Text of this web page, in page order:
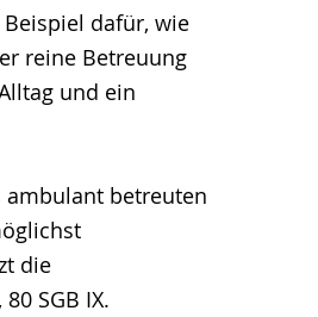
dafür, wie
reine Betreuung
und ein
ambulant betreuten
die
SGB IX.